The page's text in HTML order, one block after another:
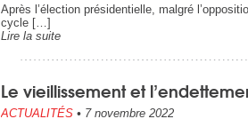
Après l’élection présidentielle, malgré
cycle […]
Lire la suite
Le vieillissement et
ACTUALITÉS • 7 novembre 2022